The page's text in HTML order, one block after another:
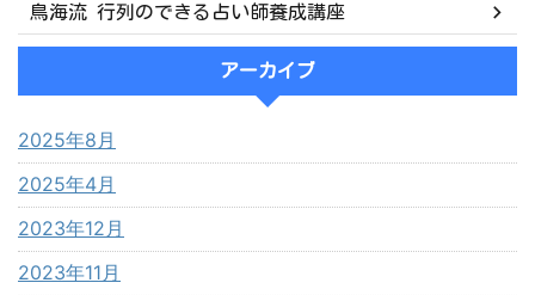
鳥海流 行列のできる占い師養成講座
アーカイブ
2025年8月
2025年4月
2023年12月
2023年11月